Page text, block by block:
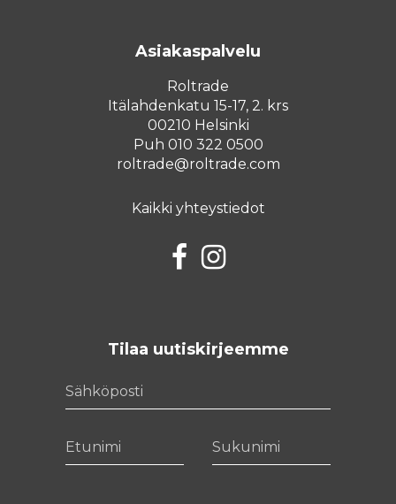
Asiakaspalvelu
Roltrade
Itälahdenkatu 15-17, 2. krs
00210 Helsinki
Puh 010 322 0500
roltrade@roltrade.com
Kaikki yhteystiedot
FacebookInstagram
Tilaa uutiskirjeemme